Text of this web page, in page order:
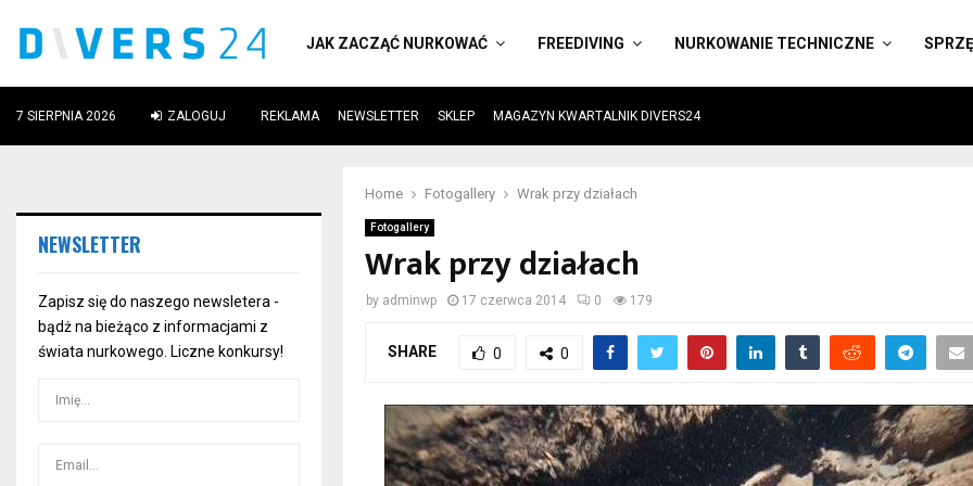
JAK ZACZĄĆ NURKOWAĆ FREEDIVING NURKOWANIE TECHNICZNE
7 SIERPNIA 2026 ZALOGUJ REKLAMA NEWSLETTER SKLEP MAGAZYN KWARTALNIK DIVERS24
Home Fotogallery Wrak przy działach
Fotogallery
Wrak przy działach
by adminwp 17 czerwca 2014 0 179
SHARE 0 0
NEWSLETTER
Zapisz się do naszego newsletera -
bądż na bieżąco z informacjami z
świata nurkowego. Liczne konkursy!